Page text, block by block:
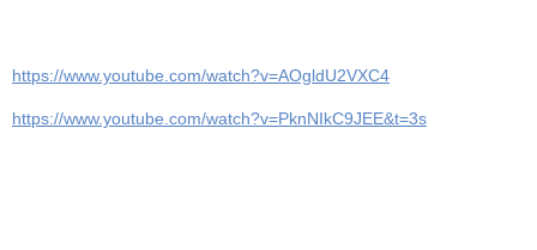
https://www.youtube.com/watch?v=AOgldU2VXC4
https://www.youtube.com/watch?v=PknNIkC9JEE&t=3s